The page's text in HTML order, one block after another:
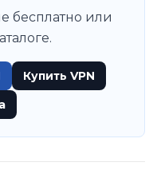
бесплатно или
Купить VPN